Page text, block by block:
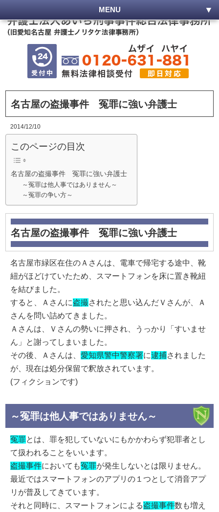
MENU
名古屋の盗撮事件 冤罪に強い弁護士
2014/12/10
このページの目次
名古屋の盗撮事件 冤罪に強い弁護士
～冤罪は他人事ではありません～
～冤罪の争い方～
名古屋の盗撮事件 冤罪に強い弁護士
名古屋市緑区在住のＡさんは、電車で帰宅する途中、靴
紐がほどけていたため、スマートフォンを床に置き靴紐
を結びました。
すると、Ａさんに盗撮されたと思い込んだＶさんが、Ａ
さんを問い詰めてきました。
Ａさんは、Ｖさんの勢いに押され、うっかり「すいませ
ん」と謝ってしまいました。
その後、Ａさんは、愛知県警中警察署に逮捕されました
が、現在は処分保留で釈放されています。
(フィクションです)
～冤罪は他人事ではありません～
冤罪とは、罪を犯していないにもかかわらず犯罪者とし
て扱われることをいいます。
盗撮事件においても冤罪が発生しないとは限りません。
最近ではスマートフォンのアプリの１つとして消音アプ
リが普及してきています。
それと同時に、スマートフォンによる盗撮事件数も増え